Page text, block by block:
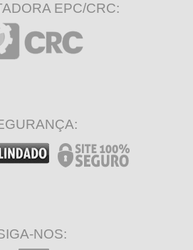
EPC/CRC:
NOS: